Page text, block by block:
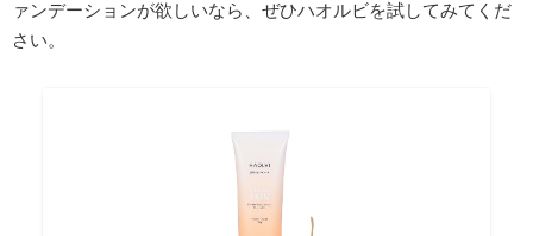
ァンデーションが欲しいなら、ぜひハオルビを試してみてくだ
さい。